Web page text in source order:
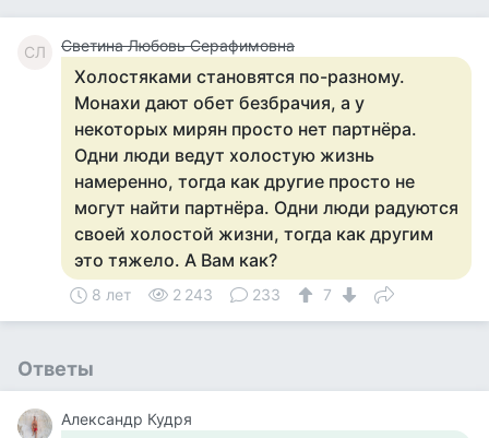
СЛ Светина Любовь Серафимовна
Холостяками становятся по-разному.
Монахи дают обет безбрачия, а у
некоторых мирян просто нет партнёра.
Одни люди ведут холостую жизнь
намеренно, тогда как другие просто не
могут найти партнёра. Одни люди радуются
своей холостой жизни, тогда как другим
это тяжело. А Вам как?
8 лет 2 243 233 7
Ответы
Александр Кудря